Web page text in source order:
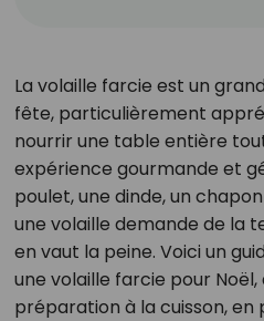
La volaille farcie est un
fête, particulièrement
nourrir une table entière
expérience gourmande et
poulet, une dinde, un
une volaille demande de la
en vaut la peine. Voici un
une volaille farcie pour
préparation à la cuisson, en